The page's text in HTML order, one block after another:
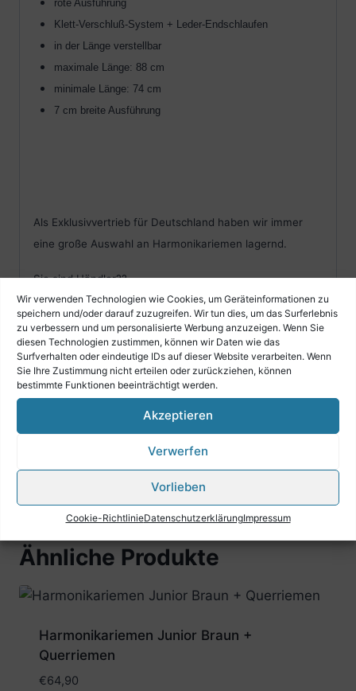
Wir verwenden Technologien wie Cookies, um Geräteinformationen zu
speichern und/oder darauf zuzugreifen. Wir tun dies, um das Surferlebnis
zu verbessern und um personalisierte Werbung anzuzeigen. Wenn Sie
diesen Technologien zustimmen, können wir Daten wie das
Surfverhalten oder eindeutige IDs auf dieser Website verarbeiten. Wenn
Sie Ihre Zustimmung nicht erteilen oder zurückziehen, können
bestimmte Funktionen beeinträchtigt werden.
Akzeptieren
Verwerfen
Vorlieben
Cookie-RichtlinieDatenschutzerklärungImpressum
rote Ausführung
Klett-Verschluß-System + Leder-Endschlaufen
in der Länge verstellbar
maximale Länge: 88 cm
minimale Länge: 74 cm
7 cm breite Ausführung
Als Exklusivvertrieb für Deutschland haben wir immer
eine große Auswahl an Harmonikariemen lagernd.
Sie sind Händler??
Dann kontaktieren Sie uns bitte.
Wir lassen ihnen eine Händlerpreisliste zukommen.
Rufen Sie uns an wir beraten Sie gerne!
Ähnliche Produkte
Harmonikariemen Junior Braun +
Querriemen
€64,90